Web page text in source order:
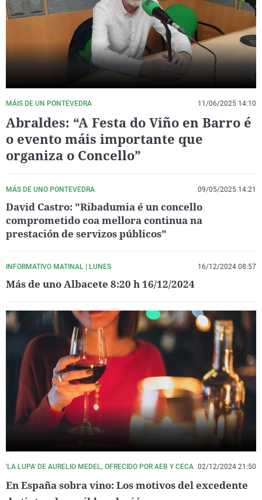
La rosa de los vientos
Gente viajera
Como el perro y el
Caso
Retornados
Equipo de
Operación Viuda
Extremadura
Galicia
La Rioja
Navarra
País Vasco
Virales
Televisión
Elecciones
MÁIS DE UN PONTEVEDRA 11/06/2025 14:10
Abraldes: “A Festa do Viño en Barro é
o evento máis importante que
organiza o Concello”
MÁS DE UNO PONTEVEDRA 09/05/2025 14:21
David Castro: "Ribadumia é un concello
comprometido coa mellora continua na
prestación de servizos públicos"
INFORMATIVO MATINAL | LUNES 16/12/2024 08:57
Más de uno Albacete 8:20 h 16/12/2024
'LA LUPA' DE AURELIO MEDEL, OFRECIDO POR AEB Y CECA 02/12/2024 21:50
En España sobra vino: Los motivos del excedente